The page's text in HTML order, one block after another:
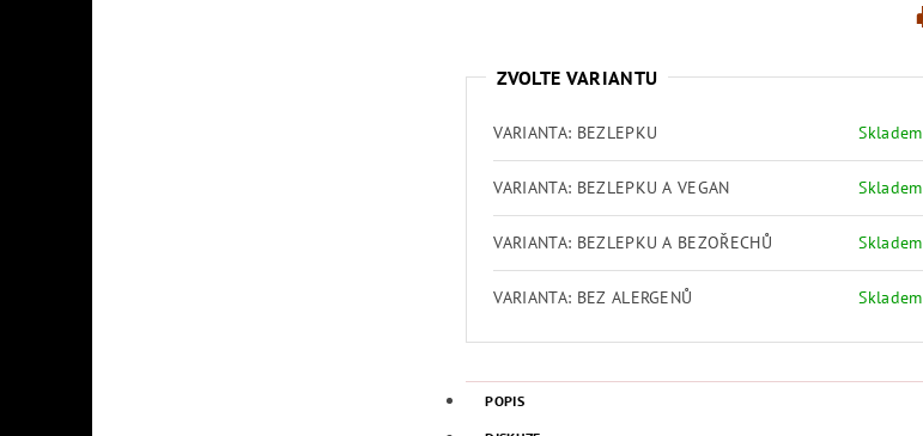
ZVOLTE VARIANTU
VARIANTA: BEZLEPKU Skladem
VARIANTA: BEZLEPKU A VEGAN Skladem
VARIANTA: BEZLEPKU A BEZOŘECHŮ Skladem
VARIANTA: BEZ ALERGENŮ Skladem
POPIS